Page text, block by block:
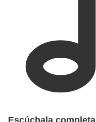
Escúchala completa